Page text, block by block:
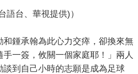
語台、華視提供)）
鍾承翰為此心力交瘁，卻換來無
一簽，攸關一個家庭耶！」兩人
到自己小時的志願是成為足球